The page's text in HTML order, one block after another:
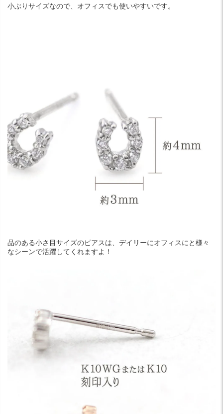
小ぶりサイズなので、オフィスでも使いやすいです。
品のある小さ目サイズのピアスは、デイリーにオフィスにと様々
なシーンで活躍してくれますよ！